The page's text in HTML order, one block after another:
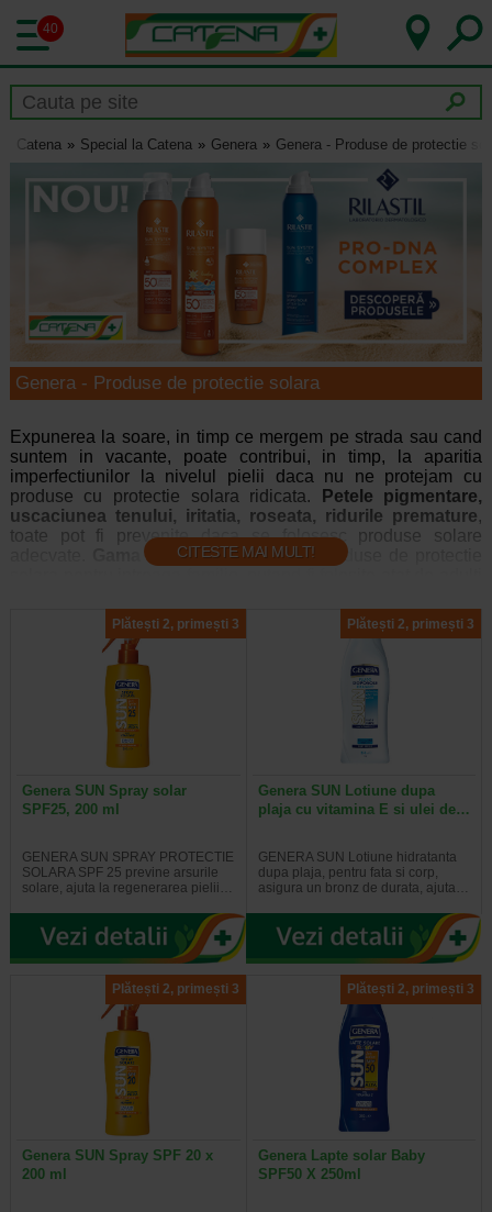
40
Catena Special la Catena Genera Genera - Produse de protectie
Genera - Produse de protectie solara
Expunerea la soare, in timp ce mergem pe strada sau cand
suntem in vacante, poate contribui, in timp, la aparitia
imperfectiunilor la nivelul pielii daca nu ne protejam cu
produse cu protectie solara ridicata. Petele pigmentare,
uscaciunea tenului, iritatia, roseata, ridurile premature,
toate pot fi prevenite daca se folosesc produse solare
Gama Genera Suncontine produse de protectie
Produsele pentru protectie solara din Gama
Genera Sun:
Contin o combinatie de filtre UVA si UVB care
protejeaza pielea de actiunea nociva a razelor solare;
Contin antioxidanti care lupta impotriva radicalor liberi;
Sunt special formulate pentru fata si corp;
Lupta impotriva petelor pigmentare;
Pot fi folosite si de copii si de adulti;
CITESTE MAI MULT!
Plătești 2, primești 3
Genera SUN Spray solar
SPF25, 200 ml
GENERA SUN SPRAY PROTECTIE
SOLARA SPF 25 previne arsurile
solare, ajuta la regenerarea pielii…
Plătești 2, primești 3
Genera SUN Lotiune dupa
plaja cu vitamina E si ulei de…
GENERA SUN Lotiune hidratanta
dupa plaja, pentru fata si corp,
asigura un bronz de durata, ajuta…
Plătești 2, primești 3
Genera SUN Spray SPF 20 x
200 ml
Plătești 2, primești 3
Genera Lapte solar Baby
SPF50 X 250ml